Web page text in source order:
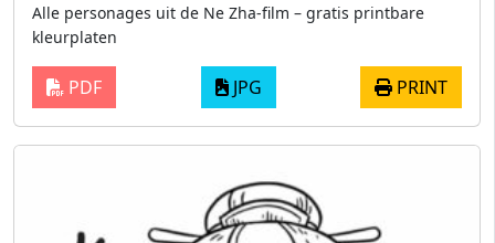
Alle personages uit de Ne Zha-film – gratis printbare
kleurplaten
PDF JPG PRINT